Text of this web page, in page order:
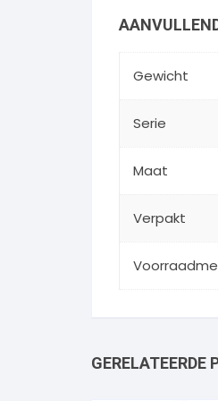
Gewicht
Serie
Maat
Verpakt
GERELATEERDE